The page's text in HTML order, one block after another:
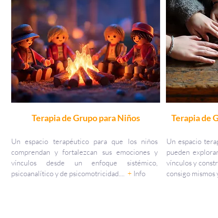
Terapia de Grupo para Niños Terapia de
Un espacio terapéutico para que los niños
comprendan y fortalezcan sus emociones y
vínculos desde un enfoque sistémico,
psicoanalítico y de psicomotricidad.... + Info
Un espacio
pueden
vínculos y
consigo mismos